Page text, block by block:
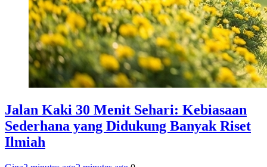
Jalan Kaki 30 Menit Sehari: Kebiasaan
Sederhana yang Didukung Banyak Riset
Ilmiah